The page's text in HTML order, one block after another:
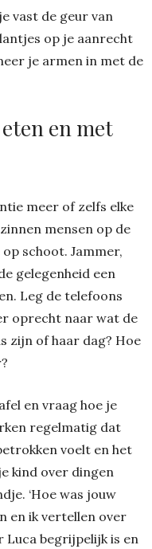
vast de geur van
op je aanrecht
je armen in met de
en met
meer of zelfs elke
mensen op de
schoot. Jammer,
gelegenheid een
Leg de telefoons
oprecht naar wat de
zijn of haar dag? Hoe
en vraag hoe je
regelmatig dat
voelt en het
kind over dingen
‘Hoe was jouw
en ik vertellen over
Luca begrijpelijk is en